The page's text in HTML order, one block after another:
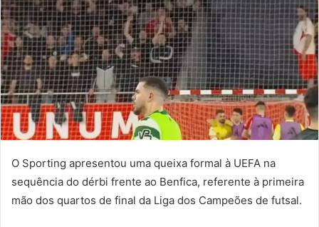
O Sporting apresentou uma queixa formal à UEFA na
sequência do dérbi frente ao Benfica, referente à primeira
mão dos quartos de final da Liga dos Campeões de futsal.